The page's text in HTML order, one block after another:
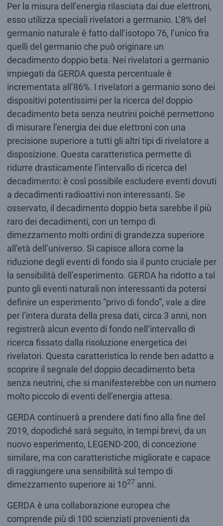
Per la misura dell’energia rilasciata dai due elettroni,
esso utilizza speciali rivelatori a germanio. L’8% del
germanio naturale è fatto dall’isotopo 76, l’unico fra
quelli del germanio che può originare un
decadimento doppio beta. Nei rivelatori a germanio
impiegati da GERDA questa percentuale è
incrementata all’86%. I rivelatori a germanio sono dei
dispositivi potentissimi per la ricerca del doppio
decadimento beta senza neutrini poiché permettono
di misurare l’energia dei due elettroni con una
precisione superiore a tutti gli altri tipi di rivelatore a
disposizione. Questa caratteristica permette di
ridurre drasticamente l’intervallo di ricerca del
decadimento: è così possibile escludere eventi dovuti
a decadimenti radioattivi non interessanti. Se
osservato, il decadimento doppio beta sarebbe il più
raro dei decadimenti, con un tempo di
dimezzamento molti ordini di grandezza superiore
all’età dell’universo. Si capisce allora come la
riduzione degli eventi di fondo sia il punto cruciale per
la sensibilità dell’esperimento. GERDA ha ridotto a tal
punto gli eventi naturali non interessanti da potersi
definire un esperimento “privo di fondo”, vale a dire
per l’intera durata della presa dati, circa 3 anni, non
registrerà alcun evento di fondo nell’intervallo di
ricerca fissato dalla risoluzione energetica dei
rivelatori. Questa caratteristica lo rende ben adatto a
scoprire il segnale del doppio decadimento beta
senza neutrini, che si manifesterebbe con un numero
molto piccolo di eventi dell’energia attesa.
GERDA continuerà a prendere dati fino alla fine del
2019, dopodiché sarà seguito, in tempi brevi, da un
nuovo esperimento, LEGEND-200, di concezione
similare, ma con caratteristiche migliorate e capace
di raggiungere una sensibilità sul tempo di
dimezzamento superiore ai 1027 anni.
GERDA è una collaborazione europea che
comprende più di 100 scienziati provenienti da